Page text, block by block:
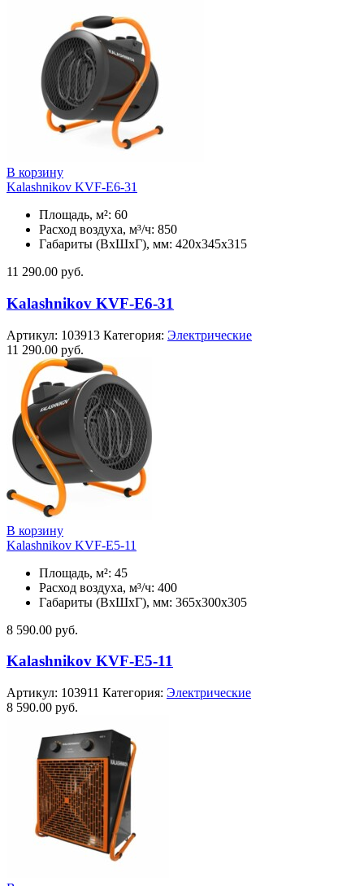
В корзину
Kalashnikov KVF-E6-31
Площадь, м²: 60
Расход воздуха, м³/ч: 850
Габариты (ВхШхГ), мм: 420x345x315
11 290.00 руб.
Kalashnikov KVF-E6-31
Артикул: 103913 Категория: Электрические
11 290.00 руб.
В корзину
Kalashnikov KVF-E5-11
Площадь, м²: 45
Расход воздуха, м³/ч: 400
Габариты (ВхШхГ), мм: 365x300x305
8 590.00 руб.
Kalashnikov KVF-E5-11
Артикул: 103911 Категория: Электрические
8 590.00 руб.